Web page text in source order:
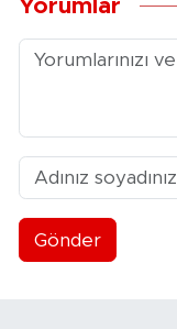
Yorumlar
Gönder